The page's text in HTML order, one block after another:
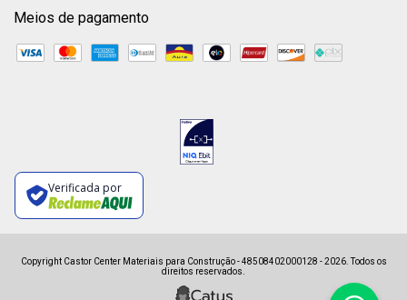
Meios de pagamento
Verificada por
Copyright Castor Center Materiais para Construção - 48508402000128 - 2026. Todos os
direitos reservados.